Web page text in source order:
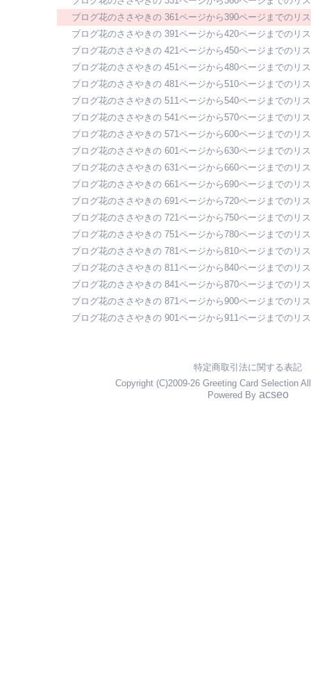
ブログ花のささやきの 361ページから390ページまでのリ
ブログ花のささやきの 391ページから420ページまでのリ
ブログ花のささやきの 421ページから450ページまでのリ
ブログ花のささやきの 451ページから480ページまでのリ
ブログ花のささやきの 481ページから510ページまでのリ
ブログ花のささやきの 511ページから540ページまでのリ
ブログ花のささやきの 541ページから570ページまでのリ
ブログ花のささやきの 571ページから600ページまでのリ
ブログ花のささやきの 601ページから630ページまでのリ
ブログ花のささやきの 631ページから660ページまでのリ
ブログ花のささやきの 661ページから690ページまでのリ
ブログ花のささやきの 691ページから720ページまでのリ
ブログ花のささやきの 721ページから750ページまでのリ
ブログ花のささやきの 751ページから780ページまでのリ
ブログ花のささやきの 781ページから810ページまでのリ
ブログ花のささやきの 811ページから840ページまでのリ
ブログ花のささやきの 841ページから870ページまでのリ
ブログ花のささやきの 871ページから900ページまでのリ
ブログ花のささやきの 901ページから911ページまでのリ
特定商取引法に関する表記
Copyright (C)2009-26 Greeting Card Selection
Powered By acseo